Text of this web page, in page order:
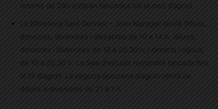
retorns de 24h estaran tancades tot el mes d’agost.
La Biblioteca Sant Gervasi – Joan Maragall obrirà dilluns,
dimecres, divendres i dissabtes de 10 a 14 h; dilluns,
dimecres i divendres de 16 a 20.30 h; i dimarts i dijous,
de 10 a 20.30 h. La Sala d’estudis romandrà tancada fins
al 15 d’agost. La segona quinzena d’agost obrirà de
dilluns a divendres de 21 a 1 h.